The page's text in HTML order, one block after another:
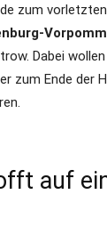
zum
Dabei wollen
zum Ende der
auf